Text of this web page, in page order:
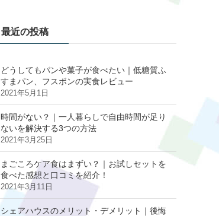
最近の投稿
どうしてもパンや菓子が食べたい｜低糖質ふ
すまパン、フスボンの実食レビュー
2021年5月1日
時間がない？｜一人暮らしで自由時間が足り
ないを解決する3つの方法
2021年3月25日
まごころケア食はまずい？｜お試しセットを
食べた感想と口コミを紹介！
2021年3月11日
シェアハウスのメリット・デメリット｜後悔